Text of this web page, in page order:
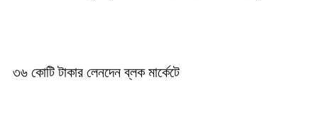
৩৬ কোটি টাকার লেনদেন ব্লক মার্কেটে